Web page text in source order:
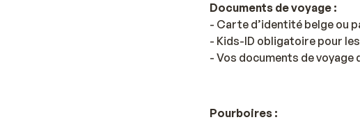
Documents de voyage :
- Carte d’identité belge ou
- Kids-ID obligatoire pour
- Vos documents de
Pourboires :